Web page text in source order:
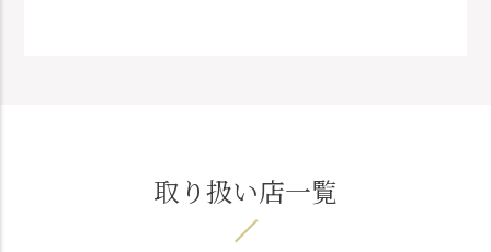
取り扱い店一覧